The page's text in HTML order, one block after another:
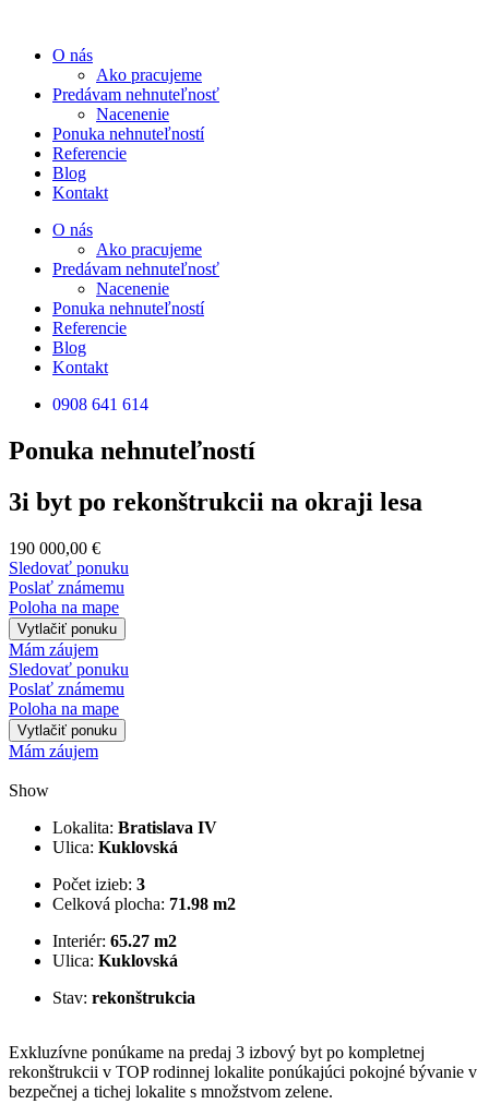
obsah
O nás
Ako pracujeme
Predávam nehnuteľnosť
Nacenenie
Ponuka nehnuteľností
Referencie
Blog
Kontakt
O nás
Ako pracujeme
Predávam nehnuteľnosť
Nacenenie
Ponuka nehnuteľností
Referencie
Blog
Kontakt
0908 641 614
Ponuka nehnuteľností
3i byt po rekonštrukcii na okraji lesa
190 000,00 €
Sledovať ponuku
Poslať známemu
Poloha na mape
Vytlačiť ponuku
Mám záujem
Sledovať ponuku
Poslať známemu
Poloha na mape
Vytlačiť ponuku
Mám záujem
Show
Lokalita: Bratislava IV
Ulica: Kuklovská
Počet izieb: 3
Celková plocha: 71.98 m2
Interiér: 65.27 m2
Ulica: Kuklovská
Stav: rekonštrukcia
Exkluzívne ponúkame na predaj 3 izbový byt po kompletnej
rekonštrukcii v TOP rodinnej lokalite ponúkajúci pokojné bývanie v
bezpečnej a tichej lokalite s množstvom zelene.